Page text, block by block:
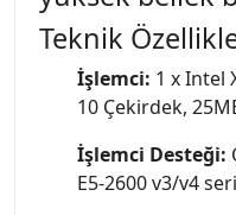
Teknik
İşlemci: 1 x Intel
10 Çekirdek,
İşlemci Desteği:
E5-2600 v3/v4